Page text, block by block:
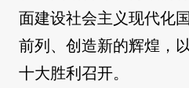
面建设社会主义现代化
前列、创造新的辉煌，
十大胜利召开。